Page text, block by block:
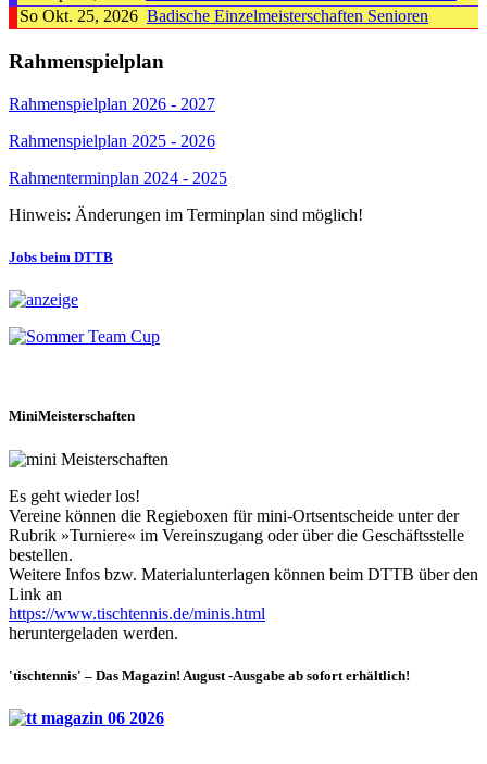
So Okt. 25, 2026 Badische Einzelmeisterschaften Senioren
Rahmenspielplan
Rahmenspielplan 2026 - 2027
Rahmenspielplan 2025 - 2026
Rahmenterminplan 2024 - 2025
Hinweis: Änderungen im Terminplan sind möglich!
Jobs beim DTTB
MiniMeisterschaften
Es geht wieder los!
Vereine können die Regieboxen für mini-Ortsentscheide unter der
Rubrik »Turniere« im Vereinszugang oder über die Geschäftsstelle
bestellen.
Weitere Infos bzw. Materialunterlagen können beim DTTB über den
Link an
https://www.tischtennis.de/minis.html
heruntergeladen werden.
'tischtennis' – Das Magazin! August -Ausgabe ab sofort erhältlich!